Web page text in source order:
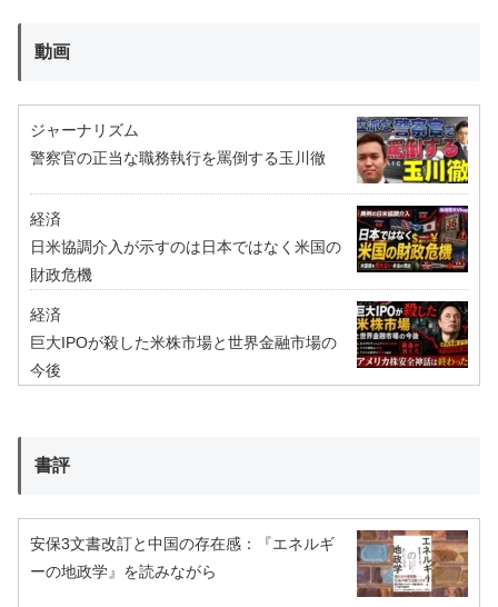
動画
ジャーナリズム
警察官の正当な職務執行を罵倒する玉川徹
経済
日米協調介入が示すのは日本ではなく米国の
財政危機
経済
巨大IPOが殺した米株市場と世界金融市場の
今後
書評
安保3文書改訂と中国の存在感：『エネルギ
ーの地政学』を読みながら